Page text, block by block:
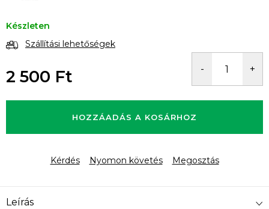
Készleten
Szállítási lehetőségek
2 500 Ft
HOZZÁADÁS A KOSÁRHOZ
Kérdés Nyomon követés Megosztás
Leírás